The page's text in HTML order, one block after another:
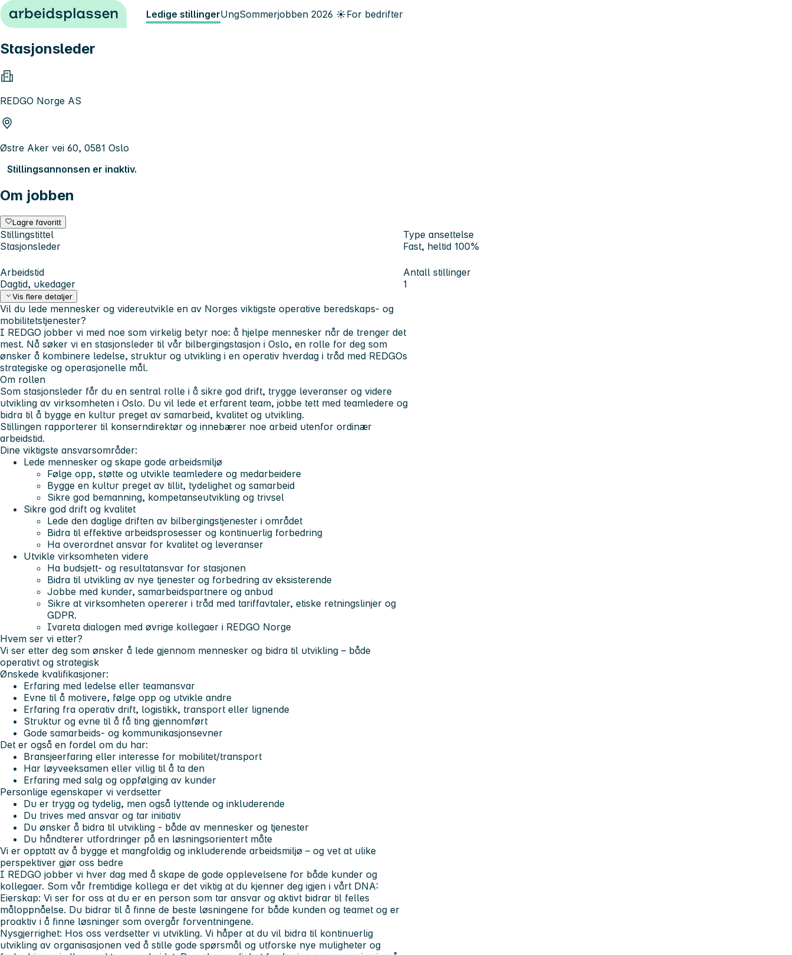
Hopp til innhold Ledige stillingerUngSommerjobben 2026 ☀️For bedrifter
Stasjonsleder
REDGO Norge AS
Østre Aker vei 60, 0581 Oslo
Stillingsannonsen er inaktiv.
Om jobben
Lagre favoritt
Stillingstittel
Stasjonsleder
Type ansettelse
Fast, heltid 100%
Arbeidstid
Dagtid, ukedager
Antall stillinger
1
Vis flere detaljer
Vil du lede mennesker og videreutvikle en av Norges viktigste operative beredskaps- og
mobilitetstjenester?
I REDGO jobber vi med noe som virkelig betyr noe: å hjelpe mennesker når de trenger det
mest. Nå søker vi en stasjonsleder til vår bilbergingstasjon i Oslo, en rolle for deg som
ønsker å kombinere ledelse, struktur og utvikling i en operativ hverdag i tråd med REDGOs
strategiske og operasjonelle mål.
Om rollen
Som stasjonsleder får du en sentral rolle i å sikre god drift, trygge leveranser og videre
utvikling av virksomheten i Oslo. Du vil lede et erfarent team, jobbe tett med teamledere og
bidra til å bygge en kultur preget av samarbeid, kvalitet og utvikling.
Stillingen rapporterer til konserndirektør og innebærer noe arbeid utenfor ordinær
arbeidstid.
Dine viktigste ansvarsområder:
Lede mennesker og skape gode arbeidsmiljø
Følge opp, støtte og utvikle teamledere og medarbeidere
Bygge en kultur preget av tillit, tydelighet og samarbeid
Sikre god bemanning, kompetanseutvikling og trivsel
Sikre god drift og kvalitet
Lede den daglige driften av bilbergingstjenester i området
Bidra til effektive arbeidsprosesser og kontinuerlig forbedring
Ha overordnet ansvar for kvalitet og leveranser
Utvikle virksomheten videre
Ha budsjett- og resultatansvar for stasjonen
Bidra til utvikling av nye tjenester og forbedring av eksisterende
Jobbe med kunder, samarbeidspartnere og anbud
Sikre at virksomheten opererer i tråd med tariffavtaler, etiske retningslinjer og
GDPR.
Ivareta dialogen med øvrige kollegaer i REDGO Norge
Hvem ser vi etter?
Vi ser etter deg som ønsker å lede gjennom mennesker og bidra til utvikling – både
operativt og strategisk
Ønskede kvalifikasjoner:
Erfaring med ledelse eller teamansvar
Evne til å motivere, følge opp og utvikle andre
Erfaring fra operativ drift, logistikk, transport eller lignende
Struktur og evne til å få ting gjennomført
Gode samarbeids- og kommunikasjonsevner
Det er også en fordel om du har:
Bransjeerfaring eller interesse for mobilitet/transport
Har løyveeksamen eller villig til å ta den
Erfaring med salg og oppfølging av kunder
Personlige egenskaper vi verdsetter
Du er trygg og tydelig, men også lyttende og inkluderende
Du trives med ansvar og tar initiativ
Du ønsker å bidra til utvikling - både av mennesker og tjenester
Du håndterer utfordringer på en løsningsorientert måte
Vi er opptatt av å bygge et mangfoldig og inkluderende arbeidsmiljø – og vet at ulike
perspektiver gjør oss bedre
I REDGO jobber vi hver dag med å skape de gode opplevelsene for både kunder og
kollegaer. Som vår fremtidige kollega er det viktig at du kjenner deg igjen i vårt DNA:
Eierskap: Vi ser for oss at du er en person som tar ansvar og aktivt bidrar til felles
måloppnåelse. Du bidrar til å finne de beste løsningene for både kunden og teamet og er
proaktiv i å finne løsninger som overgår forventningene.
Nysgjerrighet: Hos oss verdsetter vi utvikling. Vi håper at du vil bidra til kontinuerlig
utvikling av organisasjonen ved å stille gode spørsmål og utforske nye muligheter og